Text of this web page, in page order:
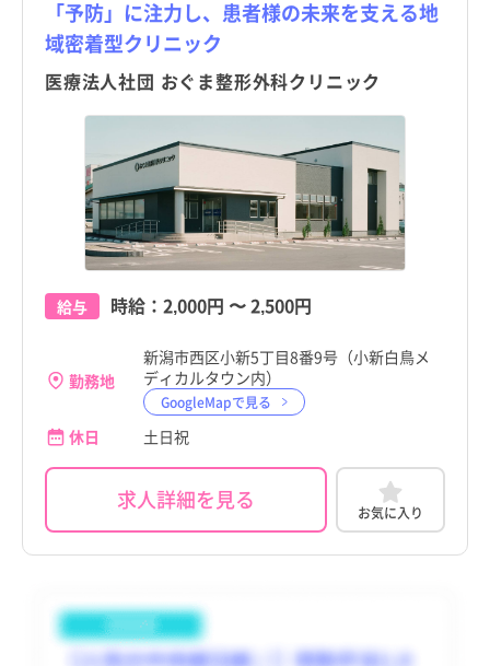
「予防」に注力し、患者様の未来を支える地
域密着型クリニック
医療法人社団 おぐま整形外科クリニック
給与 時給： 2,000円 〜2,500円
勤務地
新潟市西区小新5丁目8番9号（小新白鳥メ
ディカルタウン内）
GoogleMapで見る
休日 土日祝
求人詳細を見る お気に入り